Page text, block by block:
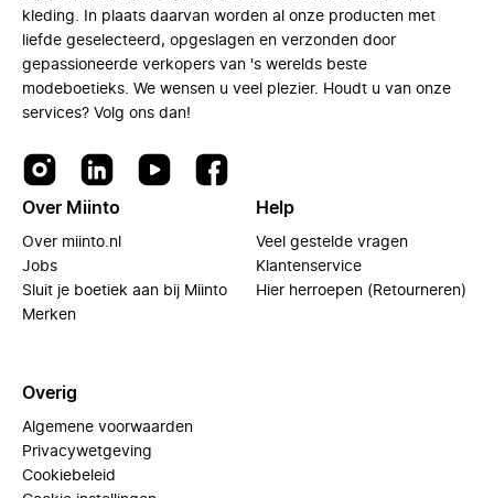
kleding. In plaats daarvan worden al onze producten met
liefde geselecteerd, opgeslagen en verzonden door
gepassioneerde verkopers van 's werelds beste
modeboetieks. We wensen u veel plezier. Houdt u van onze
services? Volg ons dan!
Over Miinto
Over miinto.nl
Jobs
Sluit je boetiek aan bij Miinto
Merken
Help
Veel gestelde vragen
Klantenservice
Hier herroepen (Retourneren)
Overig
Algemene voorwaarden
Privacywetgeving
Cookiebeleid